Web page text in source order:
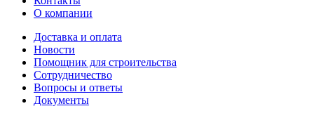
О компании
Доставка и оплата
Новости
Помощник для строительства
Сотрудничество
Вопросы и ответы
Документы